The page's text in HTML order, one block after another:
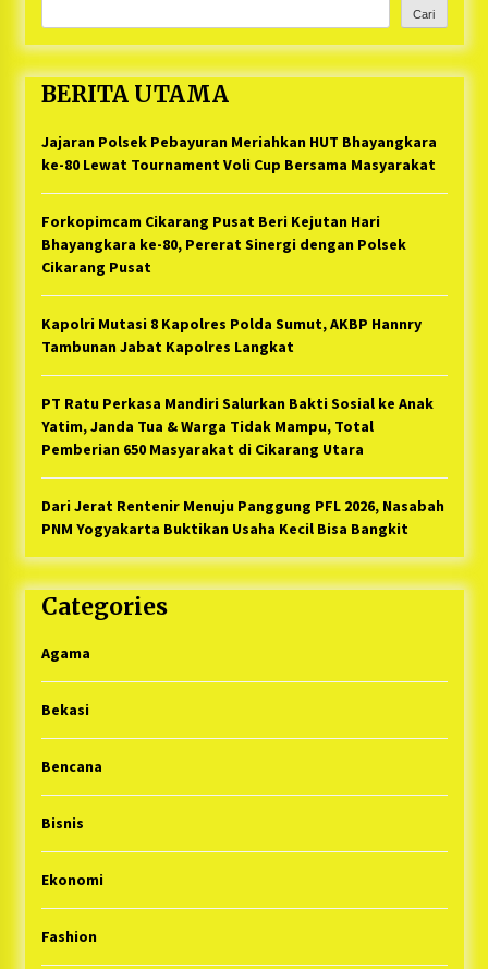
Cari
BERITA UTAMA
Jajaran Polsek Pebayuran Meriahkan HUT Bhayangkara
ke-80 Lewat Tournament Voli Cup Bersama Masyarakat
Forkopimcam Cikarang Pusat Beri Kejutan Hari
Bhayangkara ke-80, Pererat Sinergi dengan Polsek
Cikarang Pusat
Kapolri Mutasi 8 Kapolres Polda Sumut, AKBP Hannry
Tambunan Jabat Kapolres Langkat
PT Ratu Perkasa Mandiri Salurkan Bakti Sosial ke Anak
Yatim, Janda Tua & Warga Tidak Mampu, Total
Pemberian 650 Masyarakat di Cikarang Utara
Dari Jerat Rentenir Menuju Panggung PFL 2026, Nasabah
PNM Yogyakarta Buktikan Usaha Kecil Bisa Bangkit
Categories
Agama
Bekasi
Bencana
Bisnis
Ekonomi
Fashion